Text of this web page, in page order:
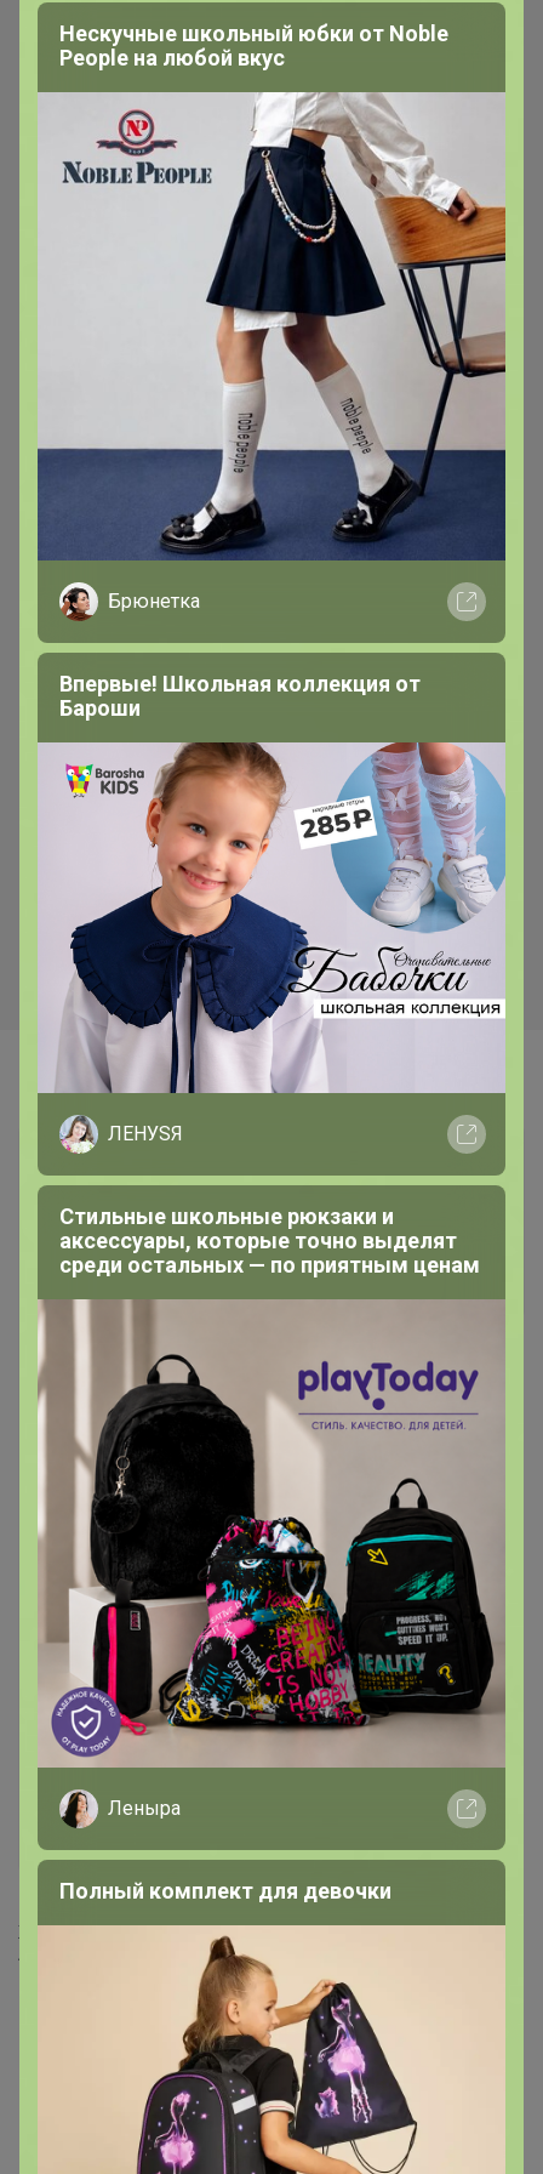
Самые желанные
1 806р
Женский 3D-бюстгальтер,
легкое бесшовное нижнее
белье пуш-ап с мягкой
Бесшовные трусы AIRism
(трусы с обычной талией) В
НАЛИЧИИ 3XL 1шт 479198
Нескучные школьный юбки от Nоblе
Реoplе на любой вкус
Брюнетка
Впервые! Школьная коллекция от
Бароши
ЛЕНУSЯ
Стильные школьные рюкзаки и
аксессуары, которые точно выделят
среди остальных — по приятным ценам
Леныра
Полный комплект для девочки